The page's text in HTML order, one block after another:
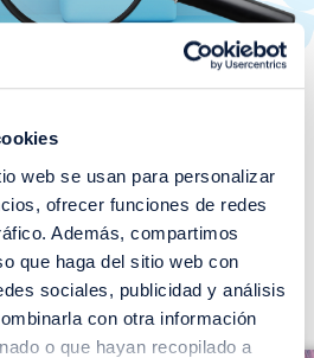
web se usan para personalizar
ofrecer funciones de redes
Además, compartimos
que haga del sitio web con
sociales, publicidad y análisis
con otra información
o que hayan recopilado a